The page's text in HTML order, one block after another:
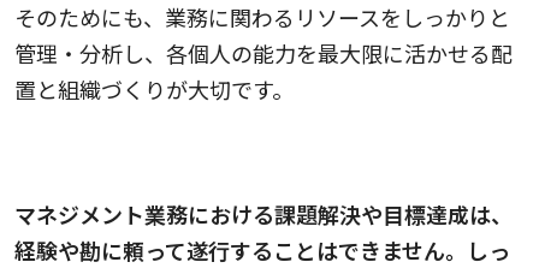
そのためにも、業務に関わるリソースをしっかりと
管理・分析し、各個人の能力を最大限に活かせる配
置と組織づくりが大切です。
マネジメント業務における課題解決や目標達成は、
経験や勘に頼って遂行することはできません。しっ